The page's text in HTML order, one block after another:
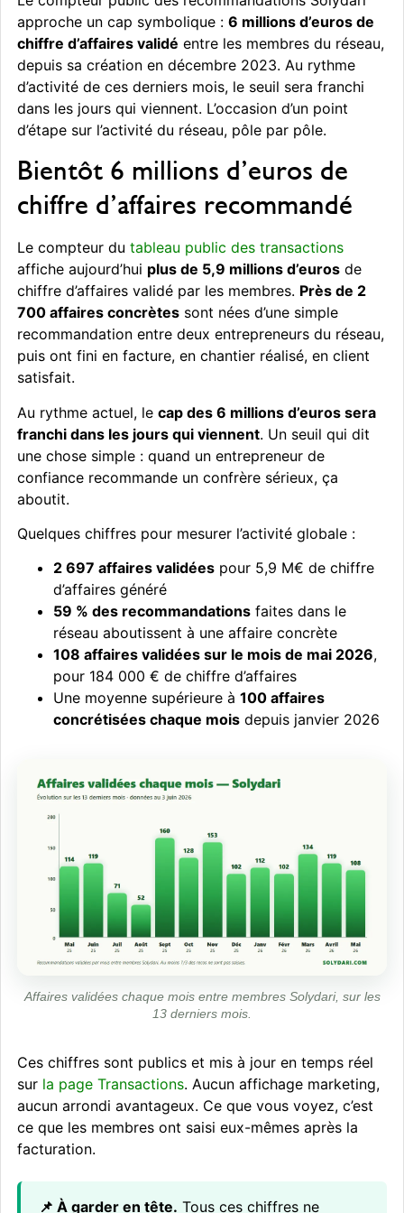
approche un cap symbolique : 6 millions d’euros de
chiffre d’affaires validé entre les membres du réseau,
depuis sa création en décembre 2023. Au rythme
d’activité de ces derniers mois, le seuil sera franchi
dans les jours qui viennent. L’occasion d’un point
d’étape sur l’activité du réseau, pôle par pôle.
Bientôt 6 millions d’euros de
chiffre d’affaires recommandé
Le compteur du tableau public des transactions
affiche aujourd’hui plus de 5,9 millions d’eurosde
chiffre d’affaires validé par les membres. Près de 2
700 affaires concrètessont nées d’une simple
recommandation entre deux entrepreneurs du réseau,
puis ont fini en facture, en chantier réalisé, en client
satisfait.
Au rythme actuel, le cap des 6 millions d’euros sera
franchi dans les jours qui viennent. Un seuil qui dit
une chose simple : quand un entrepreneur de
confiance recommande un confrère sérieux, ça
aboutit.
Quelques chiffres pour mesurer l’activité globale :
2 697 affaires validéespour 5,9 M€ de chiffre
d’affaires généré
59 % des recommandationsfaites dans le
réseau aboutissent à une affaire concrète
108 affaires validées sur le mois de mai 2026,
pour 184 000 € de chiffre d’affaires
Une moyenne supérieure à 100 affaires
concrétisées chaque moisdepuis janvier 2026
Affaires validées chaque mois entre membres Solydari, sur les
13 derniers mois.
Ces chiffres sont publics et mis à jour en temps réel
sur la page Transactions. Aucun affichage marketing,
aucun arrondi avantageux. Ce que vous voyez, c’est
ce que les membres ont saisi eux-mêmes après la
facturation.
📌 À garder en tête. Tous ces chiffres ne